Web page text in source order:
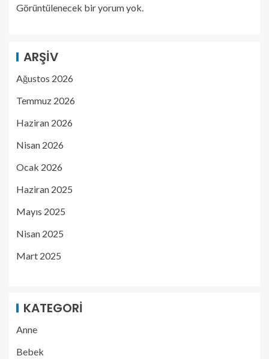
Görüntülenecek bir yorum yok.
ARŞIV
Ağustos 2026
Temmuz 2026
Haziran 2026
Nisan 2026
Ocak 2026
Haziran 2025
Mayıs 2025
Nisan 2025
Mart 2025
KATEGORI
Anne
Bebek